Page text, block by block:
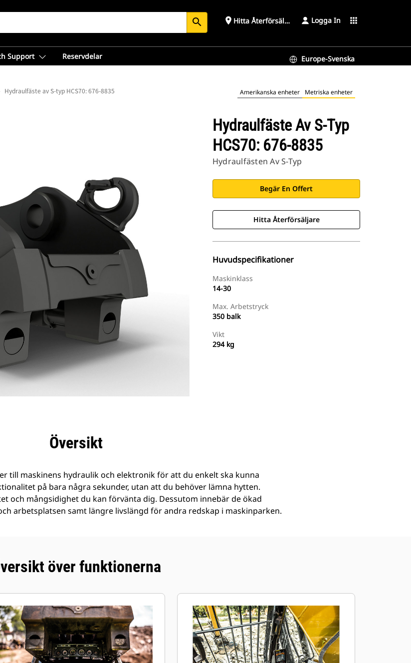
search place Hitta Återförsäljare Logga In apps
Support Reservdelar Europe-Svenska
Hydraulfäste av S-typ HCS70: 676-8835 Amerikanska enheter Metriska enheter
Hydraulfäste Av S-Typ
HCS70: 676-8835
Hydraulfästen Av S-Typ
Begär En Offert
Hitta Återförsäljare
Huvudspecifikationer
Maskinklass
14-30
Max. Arbetstryck
350 balk
Vikt
294 kg
SpecifikationerÖversikt
till maskinens hydraulik och elektronik för att du enkelt ska kunna
på bara några sekunder, utan att du behöver lämna hytten.
och mångsidighet du kan förvänta dig. Dessutom innebär de ökad
arbetsplatsen samt längre livslängd för andra redskap i maskinparken.
över funktionerna